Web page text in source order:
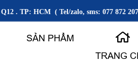
. TP: HCM ( Tel/zalo, sms: 077 872
SẢN PHẨM
TRANG